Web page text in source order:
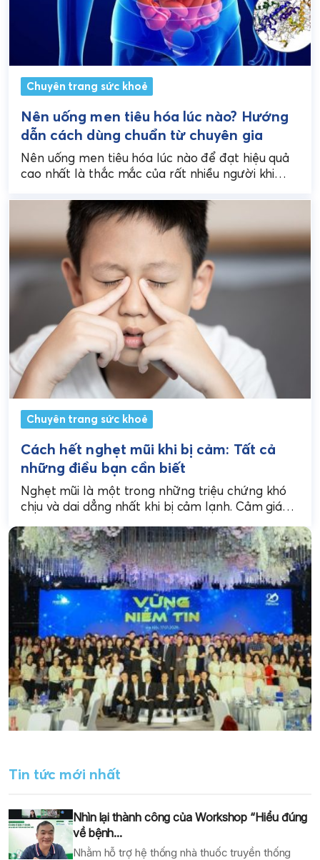
Chuyên trang sức khoẻ
Nên uống men tiêu hóa lúc nào? Hướng
dẫn cách dùng chuẩn từ chuyên gia
Nên uống men tiêu hóa lúc nào để đạt hiệu quả
cao nhất là thắc mắc của rất nhiều người khi
Chuyên trang sức khoẻ
Cách hết nghẹt mũi khi bị cảm: Tất cả
những điều bạn cần biết
Nghẹt mũi là một trong những triệu chứng khó
chịu và dai dẳng nhất khi bị cảm lạnh. Cảm giác
Tin tức mới nhất
Nhìn lại thành công của Workshop “Hiểu đúng
về bệnh...
Nhằm hỗ trợ hệ thống nhà thuốc truyền thống